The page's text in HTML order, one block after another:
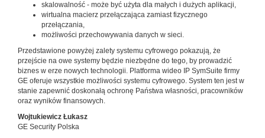
skalowalność - może być użyta dla małych i dużych aplikacji,
wirtualna macierz przełączająca zamiast fizycznego
przełączania,
możliwości przechowywania danych w sieci.
Przedstawione powyżej zalety systemu cyfrowego pokazują, że
przejście na owe systemy będzie niezbędne do tego, by prowadzić
biznes w erze nowych technologii. Platforma wideo IP SymSuite firmy
GE oferuje wszystkie możliwości systemu cyfrowego. System ten jest w
stanie zapewnić doskonałą ochronę Państwa własności, pracowników
oraz wyników finansowych.
Wojtukiewicz Łukasz
GE Security Polska